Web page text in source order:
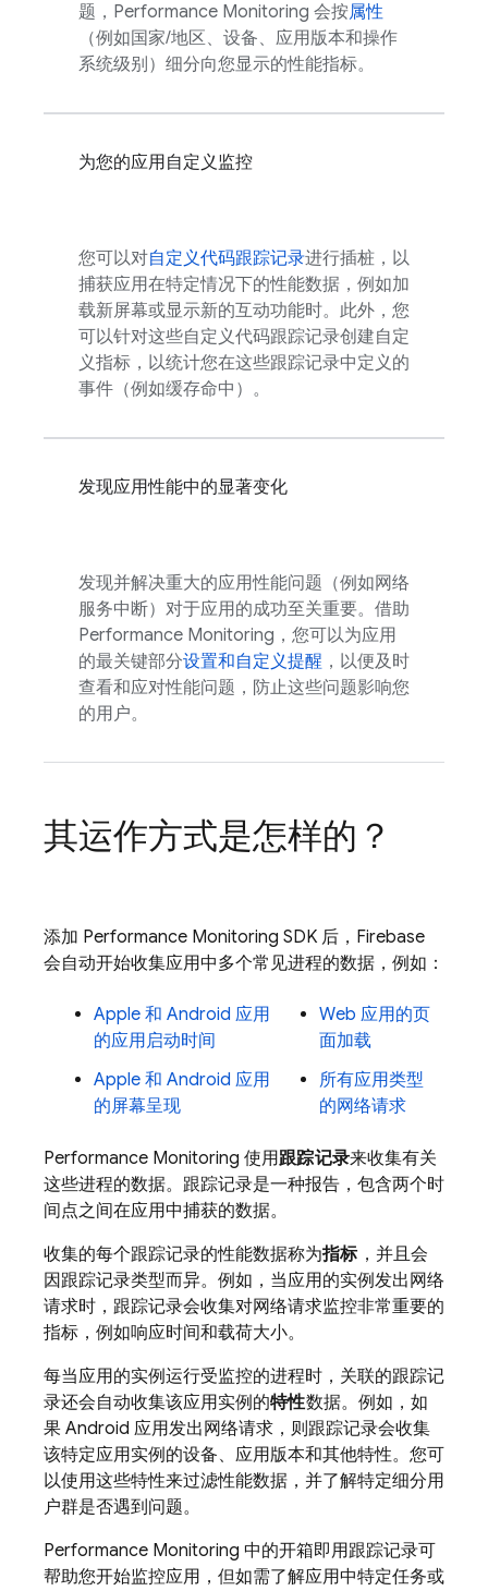
题， Performance Monitoring 会按属性
（例如国家/地区、设备、应用版本和操作
系统级别）细分向您显示的性能指标。
为您的应用自定义监控
您可以对自定义代码跟踪记录进行插桩，以
捕获应用在特定情况下的性能数据，例如加
载新屏幕或显示新的互动功能时。此外，您
可以针对这些自定义代码跟踪记录创建自定
义指标，以统计您在这些跟踪记录中定义的
事件（例如缓存命中）。
发现应用性能中的显著变化
发现并解决重大的应用性能问题（例如网络
服务中断）对于应用的成功至关重要。借助
Performance Monitoring，您可以为应用
的最关键部分设置和自定义提醒 ，以便及时
查看和应对性能问题，防止这些问题影响您
的用户。
其运作方式是怎样的？
添加 Performance Monitoring SDK 后，Firebase
会自动开始收集应用中多个常见进程的数据，例如：
Apple 和 Android 应用
的应用启动时间
Apple 和 Android 应用
的屏幕呈现
Web 应用的页
面加载
所有应用类型
的网络请求
Performance Monitoring 使用跟踪记录来收集有关
这些进程的数据。跟踪记录是一种报告，包含两个时
间点之间在应用中捕获的数据。
收集的每个跟踪记录的性能数据称为指标，并且会
因跟踪记录类型而异。例如，当应用的实例发出网络
请求时，跟踪记录会收集对网络请求监控非常重要的
指标，例如响应时间和载荷大小。
每当应用的实例运行受监控的进程时，关联的跟踪记
录还会自动收集该应用实例的特性数据。例如，如
果 Android 应用发出网络请求，则跟踪记录会收集
该特定应用实例的设备、应用版本和其他特性。您可
以使用这些特性来过滤性能数据，并了解特定细分用
户群是否遇到问题。
Performance Monitoring 中的开箱即用跟踪记录可
帮助您开始监控应用，但如需了解应用中特定任务或